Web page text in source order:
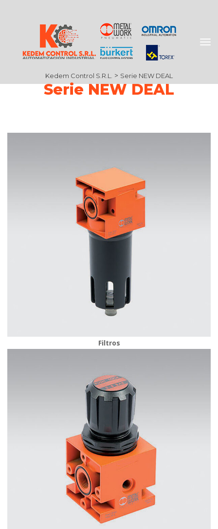
Kedem Control S.R.L. > Serie NEW DEAL
Serie NEW DEAL
Filtro